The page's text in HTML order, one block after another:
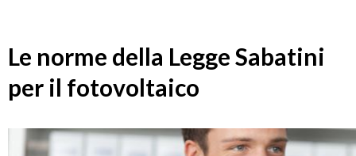
Le norme della Legge Sabatini
per il fotovoltaico